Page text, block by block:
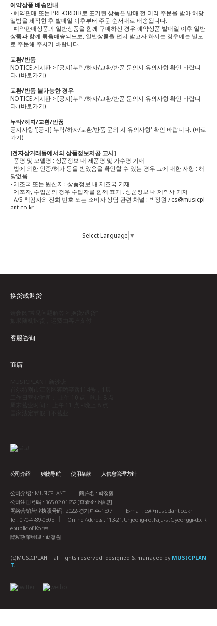
예약상품 배송안내
- 예약판매 또는 PRE-ORDER로 표기된 상품은 발매 전 미리 주문을 받아 해당
앨범을 제작한 후 발매일 이후부터 주문 순서대로 배송됩니다.
- 예약판매상품과 일반상품을 함께 구매하신 경우 예약상품 발매일 이후 일반
상품과 함께 묶음배송되므로, 일반상품을 먼저 받고자 하시는 경우에는 별도
로 주문해 주시기 바랍니다.
교환/반품
NOTICE 게시판 > [공지]누락/하자/교환/반품 문의시 유의사항 확인 바랍니
다. (바로가기)
교환/반품 불가능한 경우
NOTICE 게시판 > [공지]누락/하자/교환/반품 문의시 유의사항 확인 바랍니
다. (바로가기)
누락/하자/교환/반품
공지사항 '[공지] 누락/하자/교환/반품 문의 시 유의사항' 확인 바랍니다. (바로
가기)
[전자상거래등에서의 상품정보제공 고시]
- 품명 및 모델명 : 상품정보 내 제품명 및 가수명 기재
- 법에 의한 인증/허가 등을 받았음을 확인할 수 있는 경우 그에 대한 사항 : 해
당없음
- 제조국 또는 원산지 : 상품정보 내 제조국 기재
- 제조자, 수입품의 경우 수입자를 함께 표기 : 상품정보 내 제작사 기재
- A/S 책임자와 전화 번호 또는 소비자 상담 관련 채널 : 박정원 / cs@musicpl
ant.co.kr
Select Language ▼
换货或退货
客服咨询
商店
公司介绍 购物导航 使用条款 人信息管理方针
公司介绍 : MUSICPLANT
商户名 : 박정원
公司注册号码 : 365-02-01652 [查看企业信息]
网络营销营业执照号码 : 2022-경기파주-1507
E-mail :cs@musicplant.co.kr
Tel : 070-4789-0505
Online Address : 113-21, Unjeong-ro, Paju-si, Gyeonggi-do, R
epublic of Korea
隐私政策经理 : 박정원
(c)MUSICPLANT. all rights reserved. designed & managed by MUSICPLAN
T.